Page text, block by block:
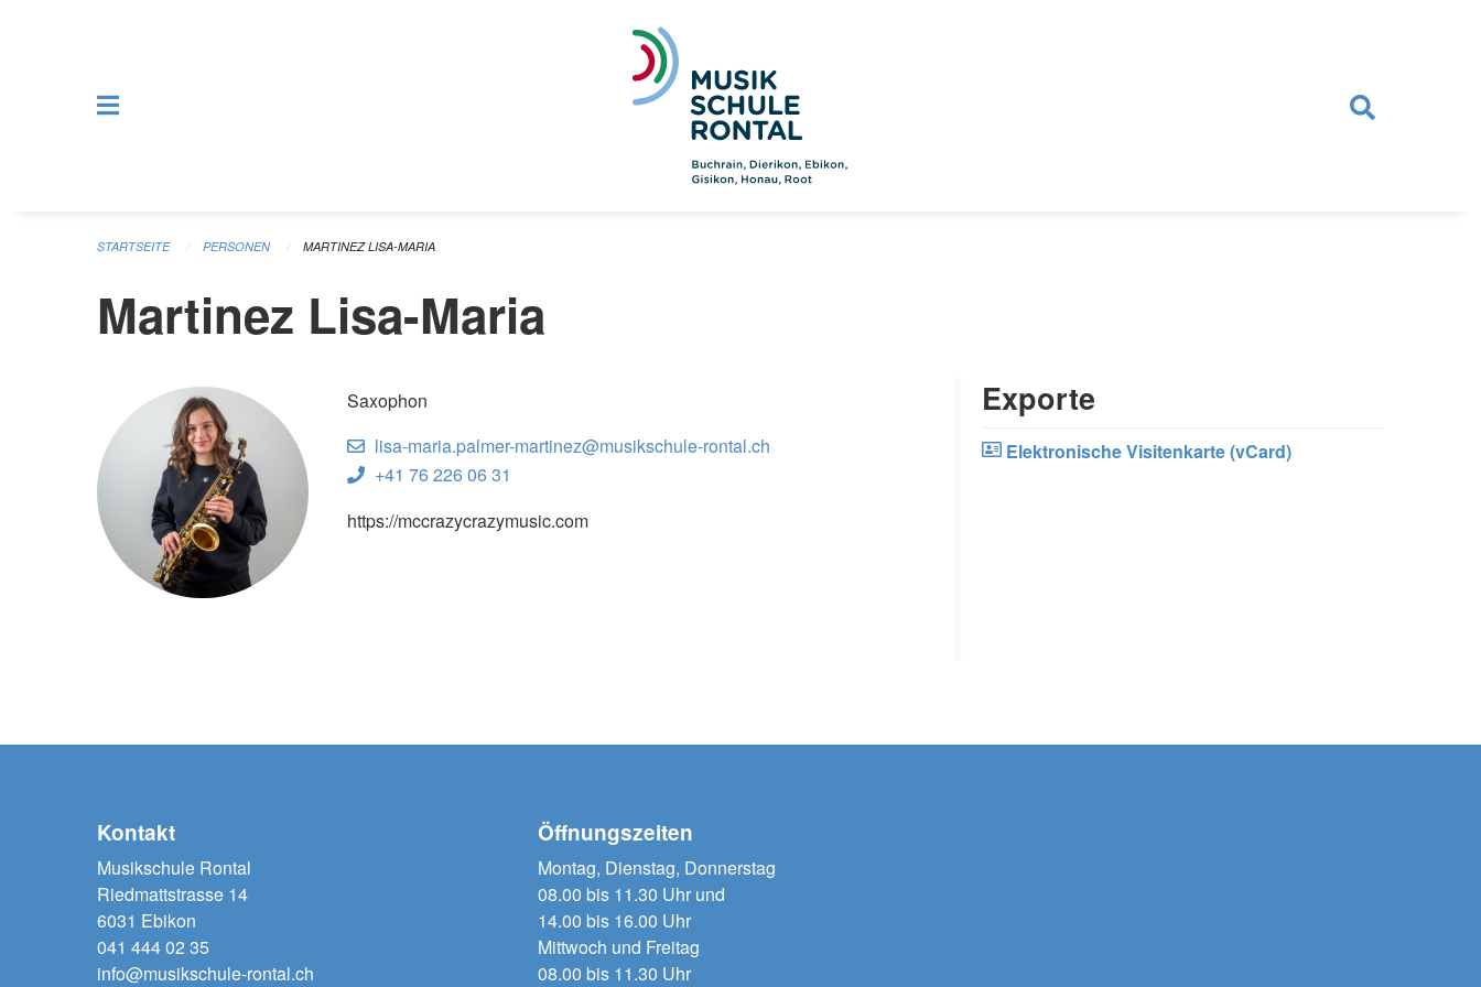
STARTSEITE PERSONEN MARTINEZ LISA-MARIA
Martinez Lisa-Maria
Saxophon
lisa-maria.palmer-martinez@musikschule-rontal.ch
+41 76 226 06 31
https://mccrazycrazymusic.com
Exporte
Elektronische Visitenkarte (vCard)
Kontakt
Musikschule Rontal
Riedmattstrasse 14
6031 Ebikon
041 444 02 35
info@musikschule-rontal.ch
Öffnungszeiten
Montag, Dienstag, Donnerstag
08.00 bis 11.30 Uhr und
14.00 bis 16.00 Uhr
Mittwoch und Freitag
08.00 bis 11.30 Uhr